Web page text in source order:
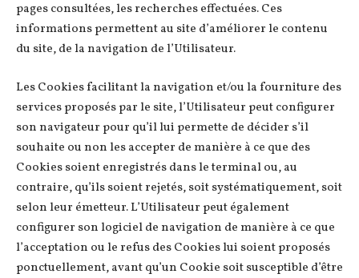
pages consultées, les recherches effectuées. Ces
informations permettent au site d’améliorer le contenu
du site, de la navigation de l’Utilisateur.
Les Cookies facilitant la navigation et/ou la fourniture des
services proposés par le site, l’Utilisateur peut configurer
son navigateur pour qu’il lui permette de décider s’il
souhaite ou non les accepter de manière à ce que des
Cookies soient enregistrés dans le terminal ou, au
contraire, qu’ils soient rejetés, soit systématiquement, soit
selon leur émetteur. L’Utilisateur peut également
configurer son logiciel de navigation de manière à ce que
l’acceptation ou le refus des Cookies lui soient proposés
ponctuellement, avant qu’un Cookie soit susceptible d’être